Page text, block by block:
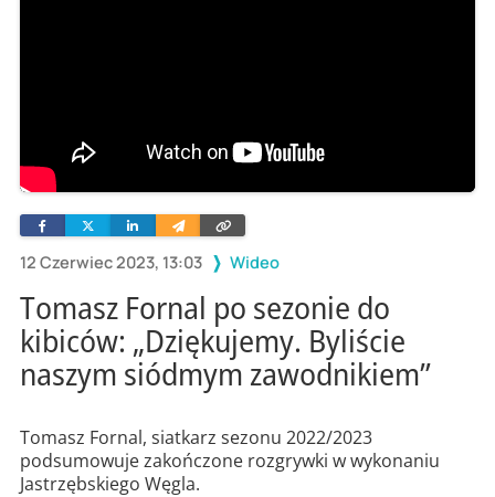
12 Czerwiec 2023, 13:03 Wideo
FacebookTwitterLinkedinWyślij
e-
Skopiuj
link
Tomasz Fornal po sezonie do
kibiców: „Dziękujemy. Byliście
naszym siódmym zawodnikiem”
Tomasz Fornal, siatkarz sezonu 2022/2023
podsumowuje zakończone rozgrywki w wykonaniu
Jastrzębskiego Węgla.